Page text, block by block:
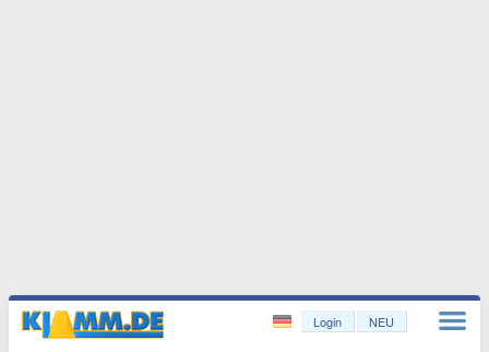
Login NEU